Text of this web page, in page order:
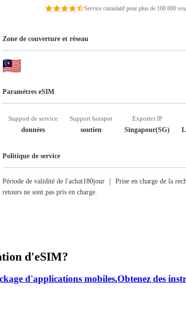
Service cumulatif pour plus de 100 000
Zone de couverture et réseau
Paramètres eSIM
Support de service
données
Support hotspot
soutien
Exporter IP
Singapour(SG)
Politique de service
Période de validité de l'achat180jour ｜ Prise en charge de la
retours ne sont pas pris en charge.
d'eSIM?
d'applications mobiles,Obtenez des